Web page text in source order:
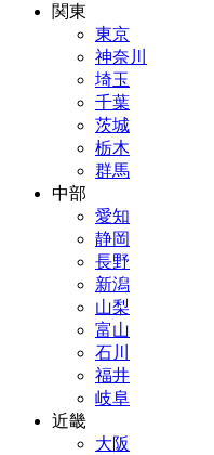
関東
東京
神奈川
埼玉
千葉
茨城
栃木
群馬
中部
愛知
静岡
長野
新潟
山梨
富山
石川
福井
岐阜
近畿
大阪